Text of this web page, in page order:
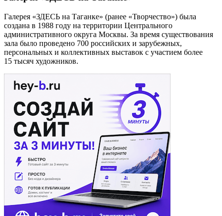
Галерея «ЗДЕСЬ на Таганке» (ранее «Творчество») была
создана в 1988 году на территории Центрального
административного округа Москвы. За время существования
зала было проведено 700 российских и зарубежных,
персональных и коллективных выставок с участием более
15 тысяч художников.